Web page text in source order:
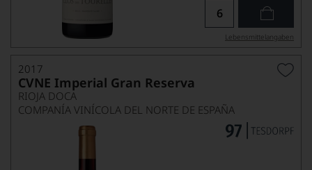
Lebensmittel­angaben
2017
CVNE Imperial Gran Reserva
RIOJA DOCA
COMPANÍA VINÍCOLA DEL NORTE DE ESPAÑA